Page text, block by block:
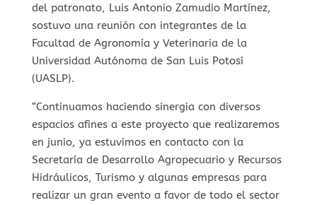
del patronato, Luis Antonio Zamudio Martínez,
sostuvo una reunión con integrantes de la
Facultad de Agronomía y Veterinaria de la
Universidad Autónoma de San Luis Potosí
(UASLP).
“Continuamos haciendo sinergia con diversos
espacios afines a este proyecto que realizaremos
en junio, ya estuvimos en contacto con la
Secretaría de Desarrollo Agropecuario y Recursos
Hidráulicos, Turismo y algunas empresas para
realizar un gran evento a favor de todo el sector